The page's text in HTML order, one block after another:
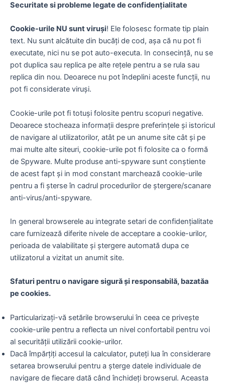
Securitate si probleme legate de confidențialitate
Cookie-urile NU sunt viruși! Ele folosesc formate tip plain
text. Nu sunt alcătuite din bucăți de cod, așa că nu pot fi
executate, nici nu se pot auto-executa. In consecință, nu se
pot duplica sau replica pe alte rețele pentru a se rula sau
replica din nou. Deoarece nu pot îndeplini aceste funcții, nu
pot fi considerate viruși.
Cookie-urile pot fi totuși folosite pentru scopuri negative.
Deoarece stocheaza informații despre preferințele și istoricul
de navigare al utilizatorilor, atât pe un anume site cât și pe
mai multe alte siteuri, cookie-urile pot fi folosite ca o formă
de Spyware. Multe produse anti-spyware sunt conștiente
de acest fapt și in mod constant marchează cookie-urile
pentru a fi șterse în cadrul procedurilor de ștergere/scanare
anti-virus/anti-spyware.
In general browserele au integrate setari de confidențialitate
care furnizează diferite nivele de acceptare a cookie-urilor,
perioada de valabilitate și ștergere automată dupa ce
utilizatorul a vizitat un anumit site.
Sfaturi pentru o navigare sigură și responsabilă, bazatăa
pe cookies.
Particularizați-vă setările browserului în ceea ce privește
cookie-urile pentru a reflecta un nivel confortabil pentru voi
al securității utilizării cookie-urilor.
Dacă împărțiți accesul la calculator, puteți lua în considerare
setarea browserului pentru a șterge datele individuale de
navigare de fiecare dată când închideți browserul. Aceasta